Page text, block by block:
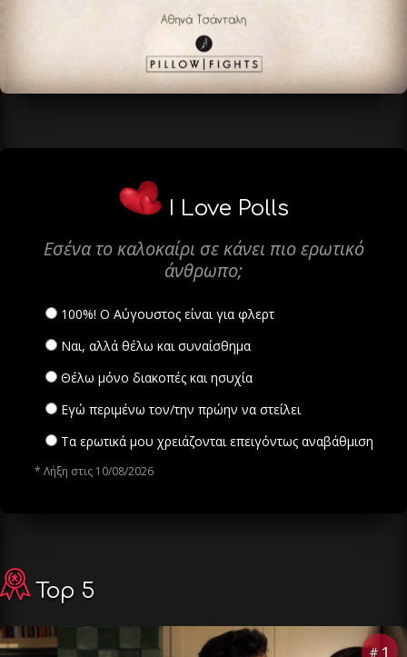
I Love Polls
Εσένα το καλοκαίρι σε κάνει πιο ερωτικό
άνθρωπο;
100%! Ο Αύγουστος είναι για φλερτ
Ναι, αλλά θέλω και συναίσθημα
Θέλω μόνο διακοπές και ησυχία
Εγώ περιμένω τον/την πρώην να στείλει
Τα ερωτικά μου χρειάζονται επειγόντως αναβάθμιση
* Λήξη στις 10/08/2026
Top 5
# 1